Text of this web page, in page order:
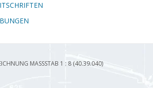
MASSSTAB 1 : 8 (40.39.040)